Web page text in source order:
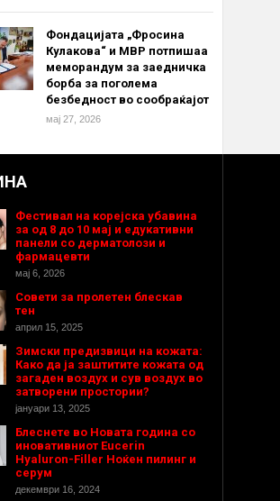
Фондацијата „Фросина
Кулакова“ и МВР потпишаа
меморандум за заедничка
борба за поголема
безбедност во сообраќајот
мај 27, 2026
Фестивал на корејска убавина
за од 8 до 10 мај и едукативни
панели со дерматолози и
фармацевти
мај 6, 2026
Совети за пролетен блескав
тен
април 15, 2025
Зимски предизвици на кожата:
Како да ја заштитите кожата од
загаден воздух и сув воздух во
затворени простории?
јануари 13, 2025
Блеснете во Новата година со
иновативниот Eucerin
Hyaluron-Filler Ноќен пилинг и
серум
декември 16, 2024